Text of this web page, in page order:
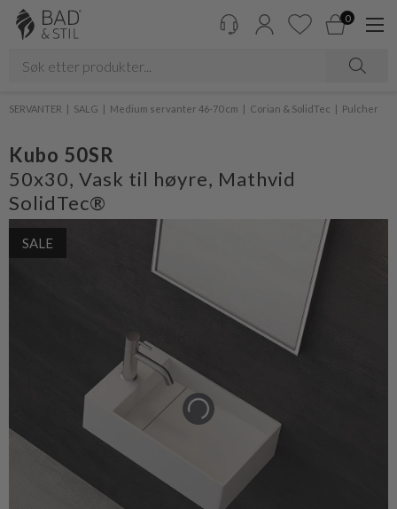
0
SERVANTER SALG Medium servanter 46-70 cm Corian & SolidTec Pulcher
Kubo 50SR
50x30, Vask til høyre, Mathvid
SolidTec®
SALE